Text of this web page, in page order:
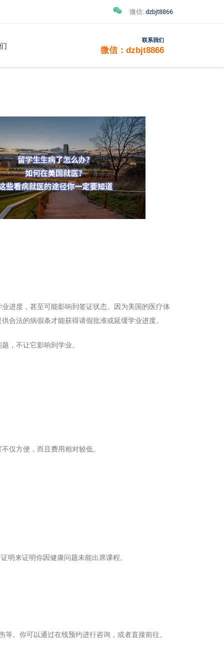
微信: dzbjt8866
联系我们
微信：dzbjt8866
进度，甚至可能影响到签证状态。因为美国的医疗体
合法的病假条才能获得请假批准或延缓学业进度。
，不让它影响到学业。
仅方便，而且费用相对较低。
明来证明你因健康问题未能出席课程。
。你可以通过在线预约进行咨询，或者直接前往。